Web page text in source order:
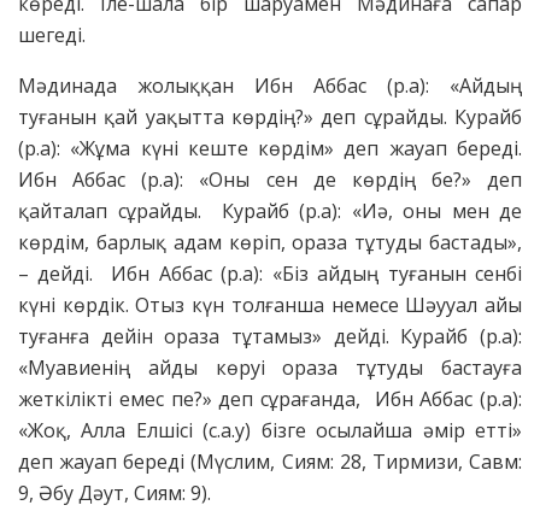
шегеді.
Мәдинада жолыққан Ибн Аббас (р.а): «Айдың
туғанын қай уақытта көрдің?» деп сұрайды. Курайб
(р.а): «Жұма күні кеште көрдім» деп жауап береді.
Ибн Аббас (р.а): «Оны сен де көрдің бе?» деп
қайталап сұрайды. Курайб (р.а): «Иә, оны мен де
көрдім, барлық адам көріп, ораза тұтуды бастады»,
– дейді. Ибн Аббас (р.а): «Біз айдың туғанын сенбі
күні көрдік. Отыз күн толғанша немесе Шәууал айы
туғанға дейін ораза тұтамыз» дейді. Курайб (р.а):
«Муавиенің айды көруі ораза тұтуды бастауға
жеткілікті емес пе?» деп сұрағанда, Ибн Аббас (р.а):
«Жоқ, Алла Елшісі (с.а.у) бізге осылайша әмір етті»
деп жауап береді (Мүслим, Сиям: 28, Тирмизи, Савм:
9, Әбу Дәут, Сиям: 9).